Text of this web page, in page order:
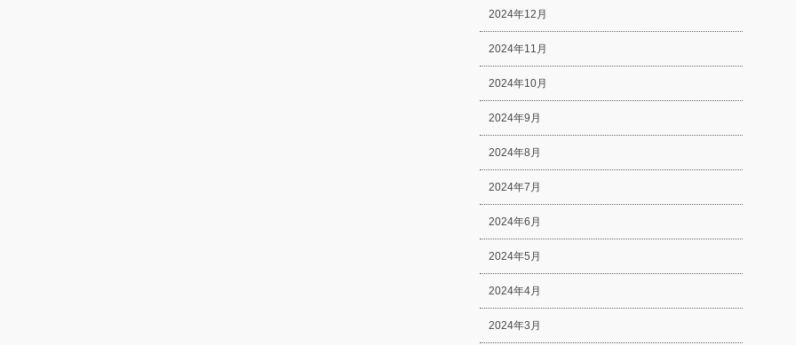
2024年12月
2024年11月
2024年10月
2024年9月
2024年8月
2024年7月
2024年6月
2024年5月
2024年4月
2024年3月